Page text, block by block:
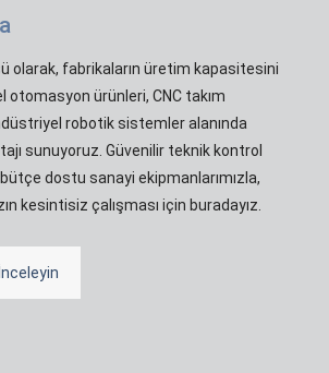
olarak, fabrikaların üretim kapasitesini
otomasyon ürünleri, CNC takım
robotik sistemler alanında
sunuyoruz. Güvenilir teknik kontrol
dostu sanayi ekipmanlarımızla,
kesintisiz çalışması için buradayız.